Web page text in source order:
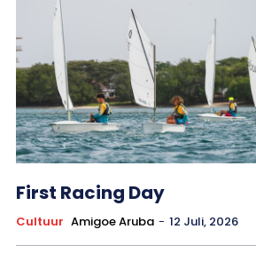
First Racing Day
Cultuur Amigoe Aruba - 12 Juli, 2026